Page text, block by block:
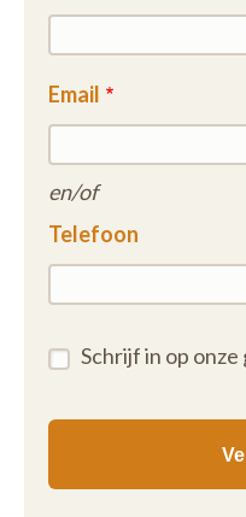
Email
en/of
Telefoon
Schrijf in op